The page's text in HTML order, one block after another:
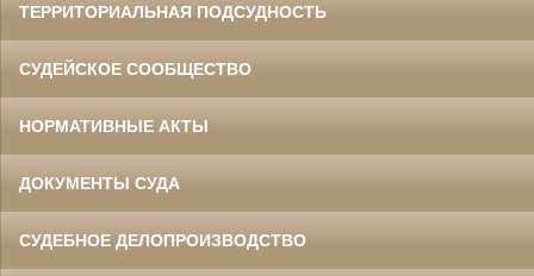
ТЕРРИТОРИАЛЬНАЯ ПОДСУДНОСТЬ
СУДЕЙСКОЕ СООБЩЕСТВО
НОРМАТИВНЫЕ АКТЫ
ДОКУМЕНТЫ СУДА
СУДЕБНОЕ ДЕЛОПРОИЗВОДСТВО